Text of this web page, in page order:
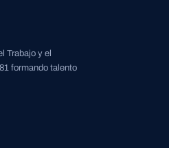
Trabajo y el
formando talento